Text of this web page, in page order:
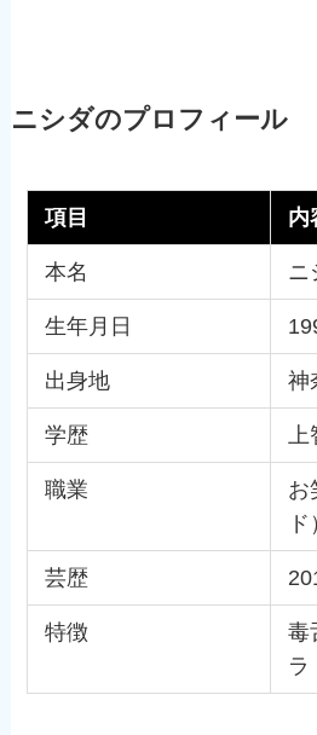
ニシダのプロフィール
項目 内
本名 ニ
生年月日
出身地 神
学歴
職業
お
ド
芸歴
特徴
毒
ラ